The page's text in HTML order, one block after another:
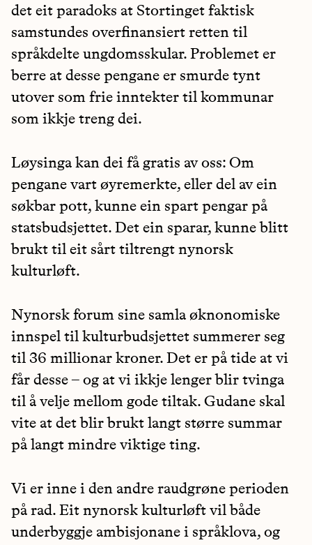
det eit paradoks at Stortinget faktisk
samstundes overfinansiert retten til
språkdelte ungdomsskular. Problemet er
berre at desse pengane er smurde tynt
utover som frie inntekter til kommunar
som ikkje treng dei.
Løysinga kan dei få gratis av oss: Om
pengane vart øyremerkte, eller del av ein
søkbar pott, kunne ein spart pengar på
statsbudsjettet. Det ein sparar, kunne blitt
brukt til eit sårt tiltrengt nynorsk
kulturløft.
Nynorsk forum sine samla øknonomiske
innspel til kulturbudsjettet summerer seg
til 36 millionar kroner. Det er på tide at vi
får desse – og at vi ikkje lenger blir tvinga
til å velje mellom gode tiltak. Gudane skal
vite at det blir brukt langt større summar
på langt mindre viktige ting.
Vi er inne i den andre raudgrøne perioden
på rad. Eit nynorsk kulturløft vil både
underbyggje ambisjonane i språklova, og